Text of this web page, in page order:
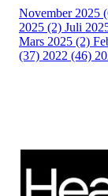
November 2025
2025 (2) Juli
Mars 2025 (2)
(37) 2022 (46)